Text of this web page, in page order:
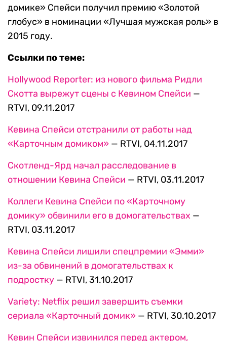
домике» Спейси получил премию «Золотой
глобус» в номинации «Лучшая мужская роль» в
2015 году.
Ссылки по теме:
Hollywood Reporter: из нового фильма Ридли
Скотта вырежут сцены с Кевином Спейси —
RTVI, 09.11.2017
Кевина Спейси отстранили от работы над
«Карточным домиком» — RTVI, 04.11.2017
Скотленд-Ярд начал расследование в
отношении Кевина Спейси — RTVI, 03.11.2017
Коллеги Кевина Спейси по «Карточному
домику» обвинили его в домогательствах —
RTVI, 03.11.2017
Кевина Спейси лишили спецпремии «Эмми»
из-за обвинений в домогательствах к
подростку — RTVI, 31.10.2017
Variety: Netflix решил завершить съемки
сериала «Карточный домик» — RTVI, 30.10.2017
Кевин Спейси извинился перед актером,